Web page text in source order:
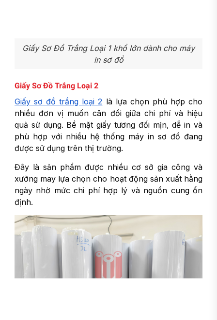
Giấy Sơ Đồ Trắng Loại 1 khổ lớn dành cho máy
in sơ đồ
Giấy Sơ Đồ Trắng Loại 2
Giấy sơ đồ trắng loại 2 là lựa chọn phù hợp cho
nhiều đơn vị muốn cân đối giữa chi phí và hiệu
quả sử dụng. Bề mặt giấy tương đối mịn, dễ in và
phù hợp với nhiều hệ thống máy in sơ đồ đang
được sử dụng trên thị trường.
Đây là sản phẩm được nhiều cơ sở gia công và
xưởng may lựa chọn cho hoạt động sản xuất hằng
ngày nhờ mức chi phí hợp lý và nguồn cung ổn
định.